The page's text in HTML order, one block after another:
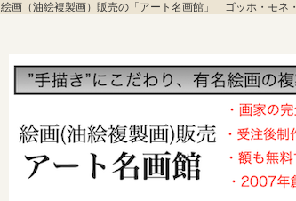
絵画（油絵複製画）販売の「アート名画館」 ゴッホ・モネ